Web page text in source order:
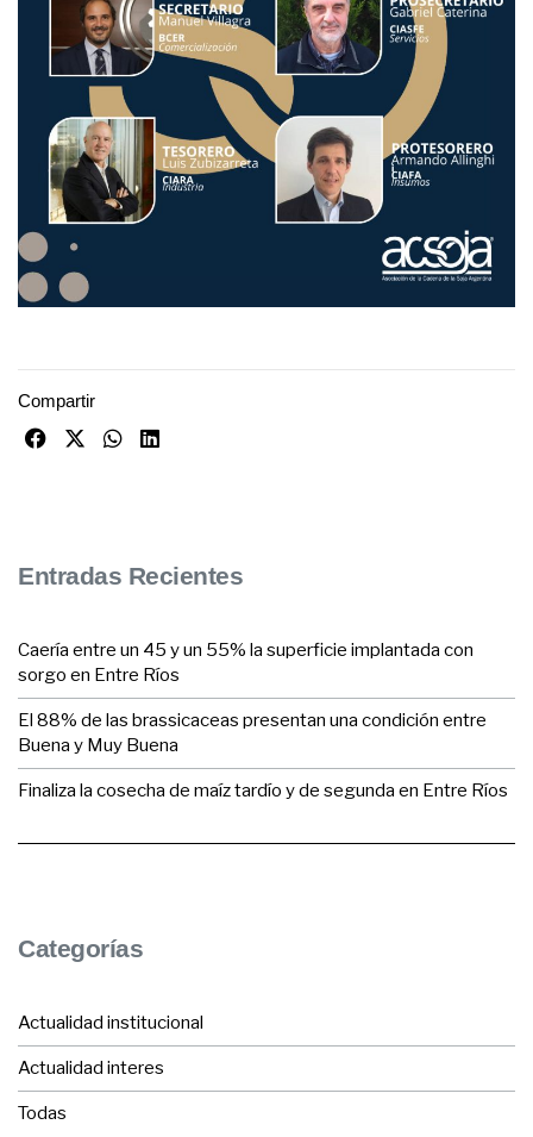
Compartir
Entradas Recientes
Caería entre un 45 y un 55% la superficie implantada con
sorgo en Entre Ríos
El 88% de las brassicaceas presentan una condición entre
Buena y Muy Buena
Finaliza la cosecha de maíz tardío y de segunda en Entre Ríos
Categorías
Actualidad institucional
Actualidad interes
Todas